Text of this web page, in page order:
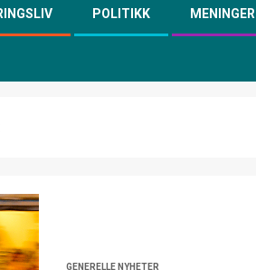
POLITIKK MENINGER
GENERELLE NYHETER